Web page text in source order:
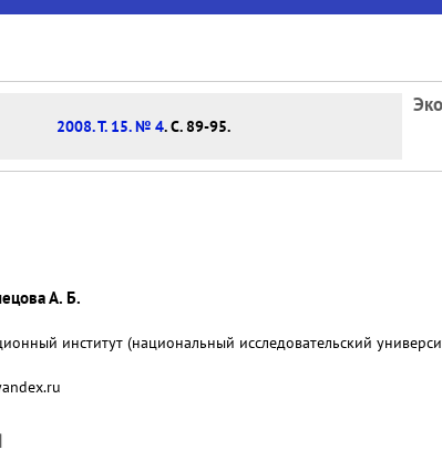
2008. Т. 15. № 4. С. 89-95.
А. Б.
институт (национальный исследовательский